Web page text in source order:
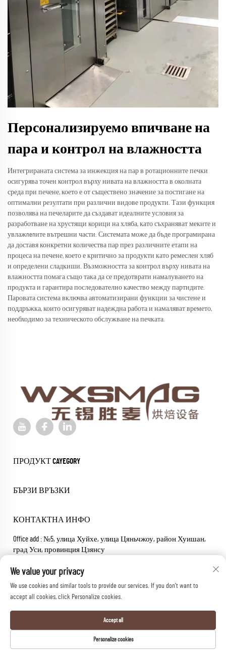
Персонализируемо впичване на
пара и контрол на влажността
Интегрираната система за инжекция на пар в ротационните печки
осигурява точен контрол върху нивата на влажността в околната
среда при печене, което е от съществено значение за постигане на
оптимални резултати при различни видове продукти. Тази функция
позволява на печеларите да създават идеалните условия за
разработване на хрустящи корици на хляба, като съхраняват меките и
увлажnenите вътрешни части. Системата може да бъде програмирана
да доставя конкретни количества пар през различните етапи на
процеса на печене, което е критично за продукти като ремеслен хляб
и определени сладкиши. Възможността за контрол върху нивата на
влажността помага също така да се предотврати намалуването на
продукта и гарантира последователно качество между партидите.
Паровата система включва автоматизирани функции за чистене и
поддръжка, които осигуряват надеждна работа и намаляват времето,
необходимо за техническото обслужване на печката.
ПРОДУКТ CAYEGORY
БЪРЗИ ВРЪЗКИ
КОНТАКТНА ИНФО
Office add : №5, улица Хуйхе, улица Цяньчжоу, район Хуишан,
град Уси, провинция Цзянсу
Телефон:+86-18652826331
Всички права запазени © 2025 wuxi sheng mai machinery co.,ltd.
We value your privacy
We use cookies and similar tools to provide our services. If you don't want to
accept all cookies, click Personalize cookies.
Personalize cookies
Accept all